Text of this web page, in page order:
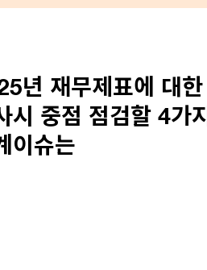
년 재무제표에 대한
시 중점 점검할 4가지
이슈는